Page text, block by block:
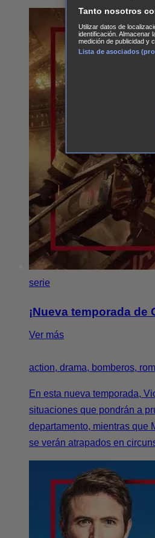
serie
¡Nueva temporada de
Ver más
action, drama, bomberos,
En esta nueva temporada,
situaciones que pondrán a
departamento, mientras que
se verán atrapados en
Tanto nosotros
Utilizar datos de
identificación. Almacenar
medición de publicidad y
Lista de asociados